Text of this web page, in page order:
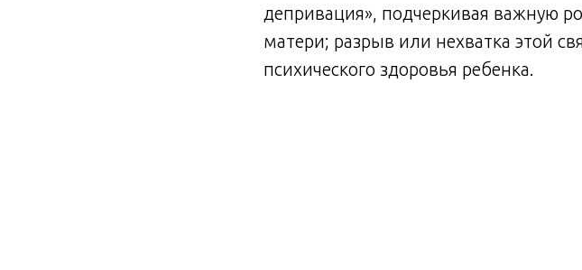
депривация», подчеркивая важную
матери; разрыв или нехватка этой
психического здоровья ребенка.